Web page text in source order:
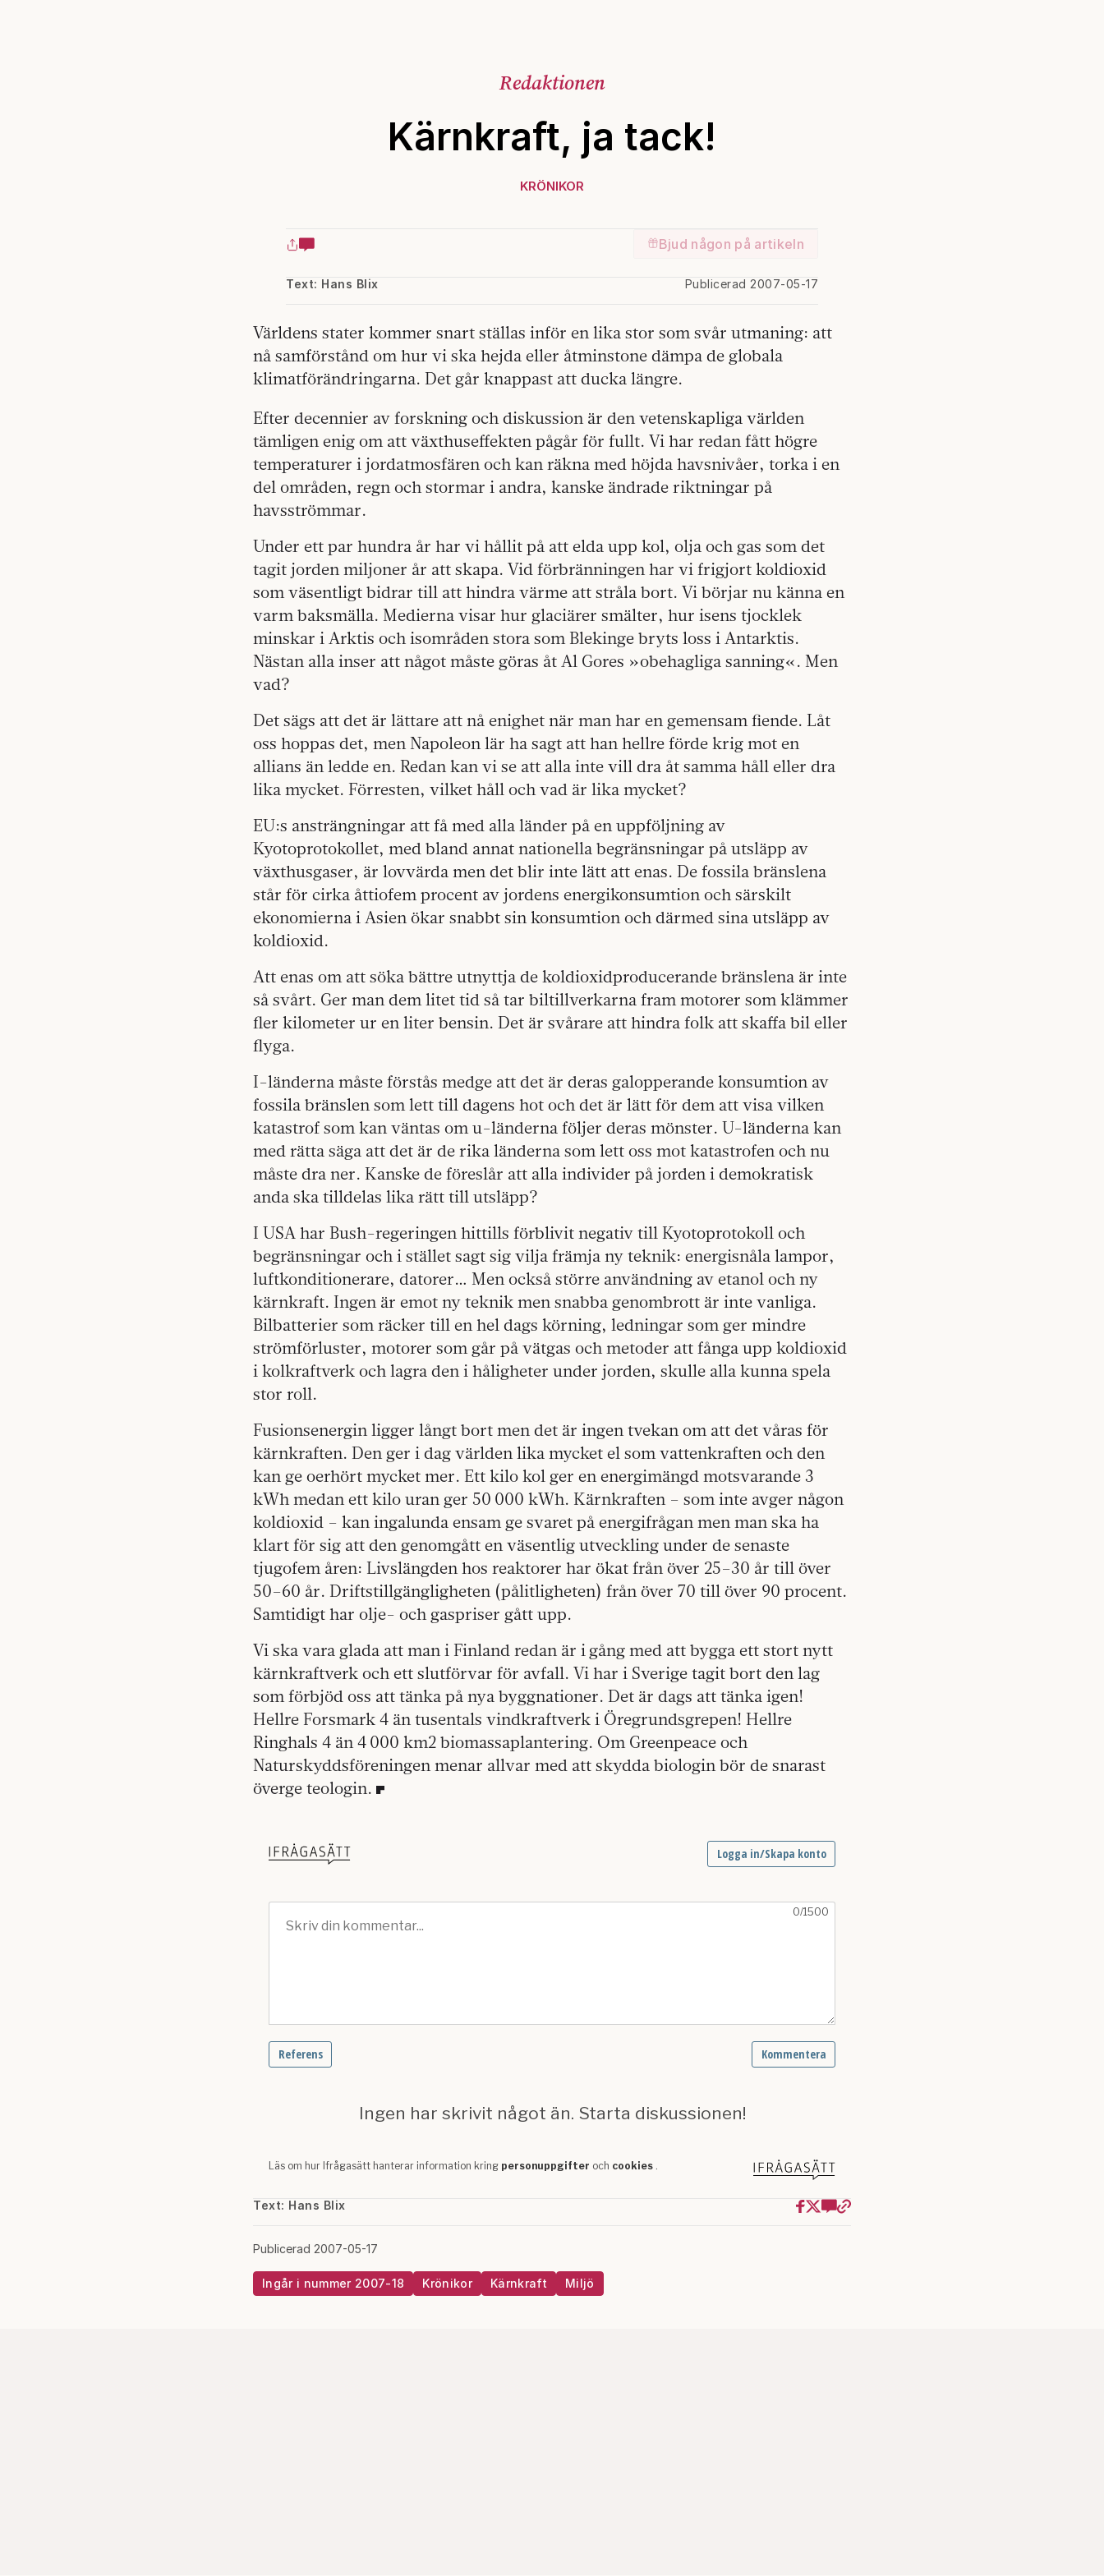
Redaktionen
Kärnkraft, ja tack!
KRÖNIKOR
Bjud någon på artikeln
Text: Hans Blix Publicerad 2007-05-17
Världens stater kommer snart ställas inför en lika stor som svår utmaning: att
nå samförstånd om hur vi ska hejda eller åtminstone dämpa de globala
klimatförändringarna. Det går knappast att ducka längre.
Efter decennier av forskning och diskussion är den vetenskapliga världen
tämligen enig om att växthuseffekten pågår för fullt. Vi har redan fått högre
temperaturer i jordatmosfären och kan räkna med höjda havsnivåer, torka i en
del områden, regn och stormar i andra, kanske ändrade riktningar på
havsströmmar.
Under ett par hundra år har vi hållit på att elda upp kol, olja och gas som det
tagit jorden miljoner år att skapa. Vid förbränningen har vi frigjort koldioxid
som väsentligt bidrar till att hind­ra värme att stråla bort. Vi börjar nu känna en
varm baksmälla. Medierna visar hur glaciärer smälter, hur isens tjocklek
minskar i Arktis och isområden stora som Blekinge bryts loss i Antarktis.
Nästan alla inser att något måste göras åt Al Gores »obehagliga sanning«. Men
vad?
Det sägs att det är lättare att nå enighet när man har en gemensam fiende. Låt
oss hoppas det, men Napoleon lär ha sagt att han hellre förde krig mot en
allians än ledde en. Redan kan vi se att alla inte vill dra åt samma håll eller dra
lika mycket. Förresten, vilket håll och vad är lika mycket?
EU:s ansträngningar att få med alla länder på en uppföljning av
Kyotoprotokollet, med bland annat nationella begränsningar på utsläpp av
växthusgaser, är lovvärda men det blir inte lätt att enas. De fossila bränslena
står för cirka åttiofem procent av jordens energikonsumtion och särskilt
ekonomierna i Asien ökar snabbt sin konsumtion och därmed sina utsläpp av
koldioxid.
Att enas om att söka bättre utnyttja de koldioxidproducerande bränslena är inte
så svårt. Ger man dem litet tid så tar biltillverkarna fram motorer som klämmer
fler kilometer ur en liter bensin. Det är svårare att hindra folk att skaffa bil eller
flyga.
I-länderna måste förstås medge att det är deras galopperande konsumtion av
fossila bränslen som lett till dagens hot och det är lätt för dem att visa vilken
katastrof som kan väntas om u-länderna följer deras mönster. U-länderna kan
med rätta säga att det är de rika länderna som lett oss mot katastrofen och nu
måste dra ner. Kanske de föreslår att alla individer på jorden i demokratisk
anda ska tilldelas lika rätt till utsläpp?
I USA har Bush-regeringen hittills förblivit negativ till Kyotoprotokoll och
begränsningar och i stället sagt sig vilja främja ny teknik: energisnåla lampor,
luftkonditionerare, datorer… Men också större användning av etanol och ny
kärnkraft. Ingen är emot ny teknik men snabba genombrott är inte vanliga.
Bilbatterier som räcker till en hel dags körning, ledningar som ger mindre
strömförluster, motorer som går på vätgas och metoder att fånga upp koldioxid
i kolkraftverk och lagra den i håligheter under jorden, skulle alla kunna spela
stor roll.
Fusionsenergin ligger långt bort men det är ingen tvekan om att det våras för
kärnkraften. Den ger i dag världen lika mycket el som vattenkraften och den
kan ge oerhört mycket mer. Ett kilo kol ger en energimängd motsvarande 3
kWh medan ett kilo uran ger 50 000 kWh. Kärnkraften – som inte avger någon
koldioxid – kan ingalunda ensam ge svaret på energifrågan men man ska ha
klart för sig att den genomgått en väsentlig utveckling under de senaste
tjugofem åren: Livslängden hos reaktorer har ökat från över 25–30 år till över
50–60 år. Driftstillgängligheten (pålitligheten) från över 70 till över 90 procent.
Samtidigt har olje- och gaspriser gått upp.
Vi ska vara glada att man i Finland redan är i gång med att bygga ett stort nytt
kärnkraftverk och ett slutförvar för avfall. Vi har i Sverige tagit bort den lag
som förbjöd oss att tänka på nya byggnationer. Det är dags att tänka igen!
Hellre Forsmark 4 än tusentals vindkraftverk i Öregrundsgrepen! Hellre
Ringhals 4 än 4 000 km2 biomassaplantering. Om Greenpeace och
Naturskyddsföreningen menar allvar med att skydda biologin bör de snarast
överge teologin.
Text: Hans Blix
Publicerad 2007-05-17
Ingår i nummer 2007-18 Krönikor Kärnkraft Miljö